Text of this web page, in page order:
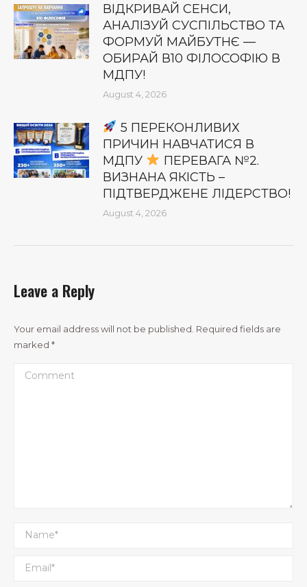
ВІДКРИВАЙ СЕНСИ,
АНАЛІЗУЙ СУСПІЛЬСТВО ТА
ФОРМУЙ МАЙБУТНЄ —
ОБИРАЙ В10 ФІЛОСОФІЮ В
МДПУ!
August 4, 2026
5 ПЕРЕКОНЛИВИХ
ПРИЧИН НАВЧАТИСЯ В
МДПУ
ПЕРЕВАГА №2.
ВИЗНАНА ЯКІСТЬ –
ПІДТВЕРДЖЕНЕ ЛІДЕРСТВО!
August 4, 2026
Leave a Reply
Your email address will not be published. Required fields are
marked *
Comment
Name *
Email *